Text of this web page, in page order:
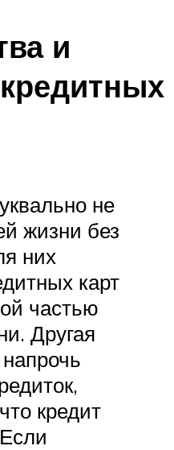
и
не
жизни без
них
карт
частью
Другая
кредит